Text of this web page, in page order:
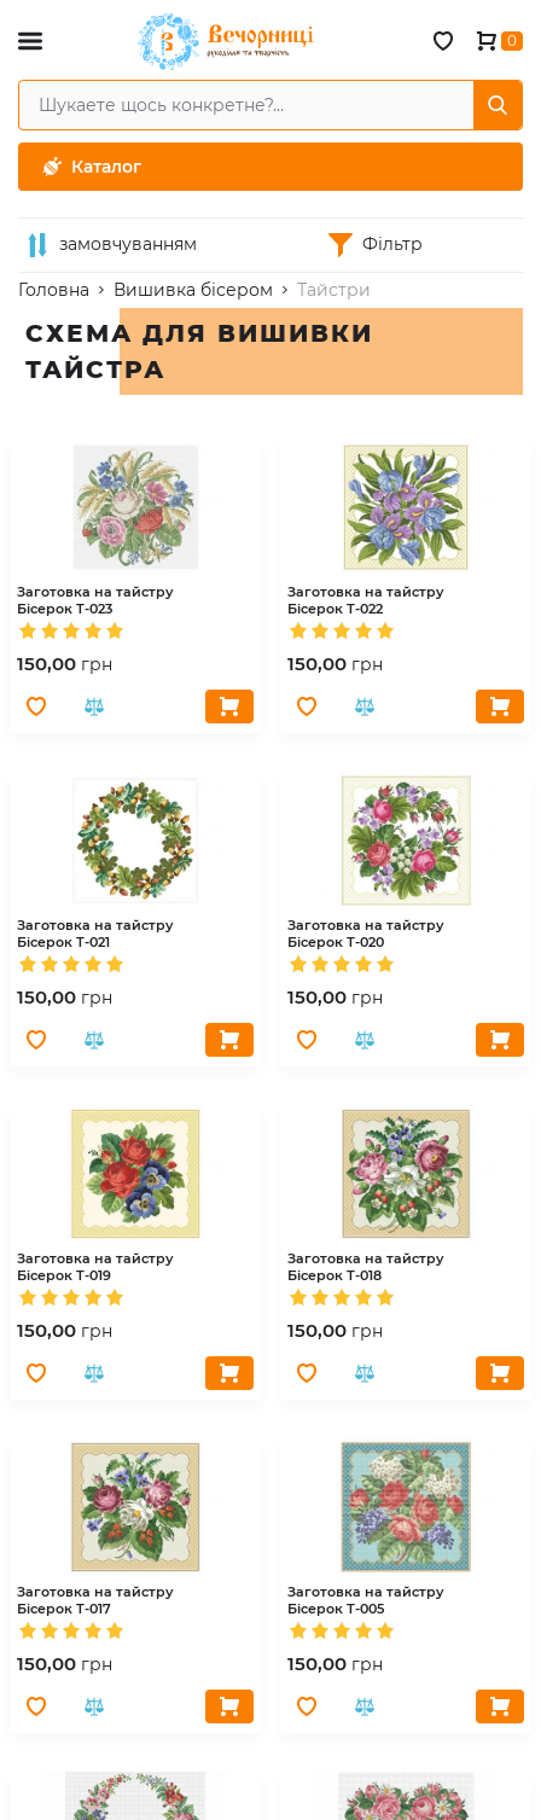
Каталог
0
замовчуванням Фільтр
Головна Вишивка бісером Тайстри
СХЕМА ДЛЯ ВИШИВКИ
ТАЙСТРА
Заготовка на тайстру
Бісерок Т-023
150,00 грн
Заготовка на тайстру
Бісерок Т-022
150,00 грн
Заготовка на тайстру
Бісерок Т-021
150,00 грн
Заготовка на тайстру
Бісерок Т-020
150,00 грн
Заготовка на тайстру
Бісерок Т-019
150,00 грн
Заготовка на тайстру
Бісерок Т-018
150,00 грн
Заготовка на тайстру
Бісерок Т-017
150,00 грн
Заготовка на тайстру
Бісерок Т-005
150,00 грн